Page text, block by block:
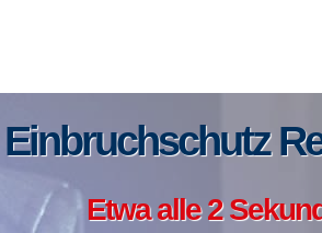
Einbruchschutz
Etwa alle 2